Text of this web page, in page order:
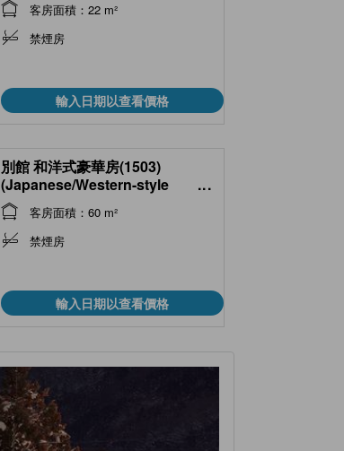
客房面積：22 m²
禁煙房
輸入日期以查看價格
別館 和洋式豪華房(1503)
(Japanese/Western-style
Deluxe Room (No. 1503,
Annex) )
...
客房面積：60 m²
禁煙房
輸入日期以查看價格